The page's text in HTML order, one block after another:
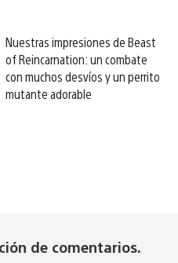
Nuestras impresiones de Beast
of Reincarnation: un combate
con muchos desvíos y un perrito
mutante adorable
de comentarios.